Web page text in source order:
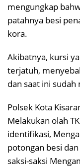
mengungkap
patahnya besi
kora.
Akibatnya, kursi
terjatuh,
dan saat ini
Polsek Kota
Melakukan olah
identifikasi,
potongan besi
saksi-saksi